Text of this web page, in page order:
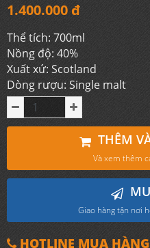
1.400.000 đ
Thể tích: 700ml
Nồng độ: 40%
Xuất xứ: Scotland
Dòng rượu: Single malt
THÊM
Và xem thêm
Giao hàng tận nơi
HOTLINE MUA